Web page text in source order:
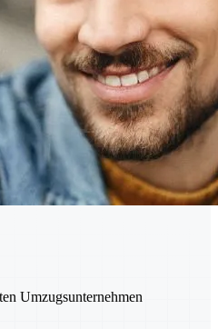
Umzugsunternehmen